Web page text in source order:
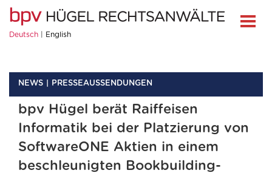
Deutsch English
NEWS PRESSEAUSSENDUNGEN
bpv Hügel berät Raiffeisen
Informatik bei der Platzierung von
SoftwareONE Aktien in einem
beschleunigten Bookbuilding-